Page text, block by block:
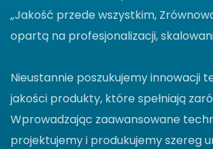
„Jakość przede wszystkim,
opartą na profesjonalizacji,
Nieustannie poszukujemy innowacji
jakości produkty, które spełniają
Wprowadzając zaawansowane
projektujemy i produkujemy szereg